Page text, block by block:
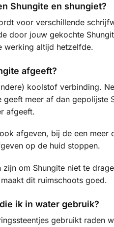
Shungite en shungiet?
voor verschillende
door jouw gekochte
werking altijd hetzelfde.
afgeeft?
koolstof verbinding.
meer af dan gepolijste
afgeeft.
afgeven, bij de een
op de huid stoppen.
om Shungite niet te
dit ruimschoots goed.
ik in water gebruik?
gebruikt raden